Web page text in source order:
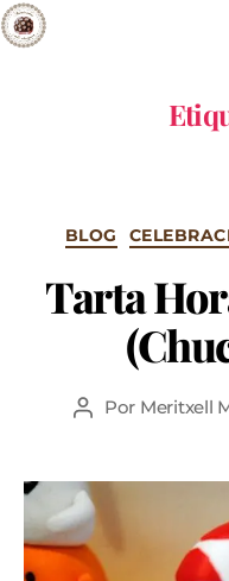
BLOG
Tarta
Por Meritxell